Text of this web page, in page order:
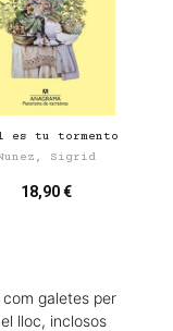
es tu tormento
Sigrid
18,90 €
galetes per
lloc, inclosos